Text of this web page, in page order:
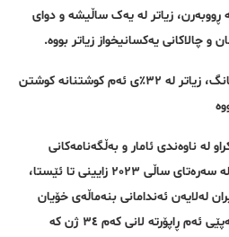
ڕووبەرن، زیاتر لە یەک ساڵیشە و دوای
و چالاکانی یەکسانیخواز زیاتر بووە.
کوژرانی ١٠٤ ژن لە کەمتر لە ١١ مانگ، زیاتر لە ٣٢٪ی ئەم کوشتنانە کوشتن
لە ناوەندی ئامار و بەڵگەنامەکانی
ڕێکخراوی مافی مرۆڤی هەنگاو، لە سەرەتای ساڵی ٢٠٢٣ زایینی تا ئێستا،
ئێران لەلایەن ئەندامانی بنەماڵەی خۆیان
یان کەسانی نزیکیان کوژراون. بەپێی ئەم ڕاپۆرتە لانی کەم ٣٤ ژن کە